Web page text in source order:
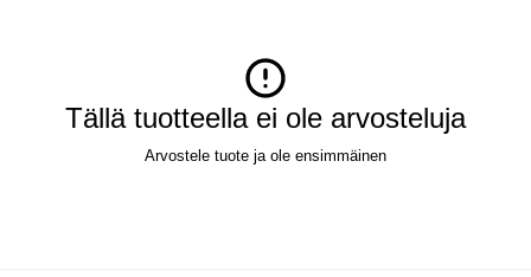
Tällä tuotteella ei ole arvosteluja
Arvostele tuote ja ole ensimmäinen